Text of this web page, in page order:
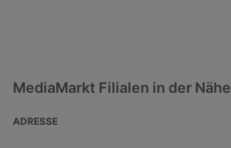
MediaMarkt Filialen in der Nähe
ADRESSE